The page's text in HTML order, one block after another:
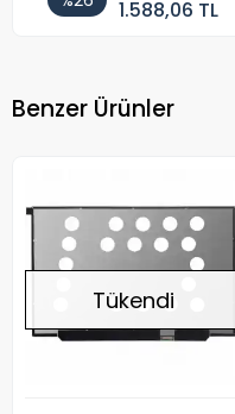
1.588,06 TL
Benzer Ürünler
Tükendi